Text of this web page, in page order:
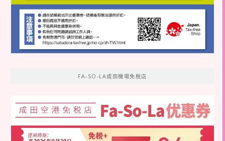
FA-SO-LA成田機場免稅店